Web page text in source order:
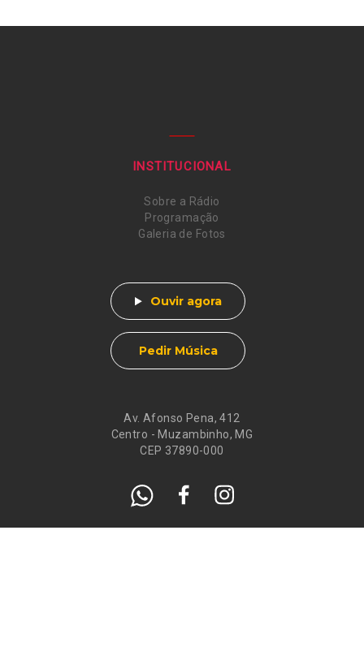
Av. Afonso Pena, 412
Centro - Muzambinho, MG
CEP 37890-000
INSTITUCIONAL
Sobre a Rádio
Programação
Galeria de Fotos
Ouvir agora
Pedir Música